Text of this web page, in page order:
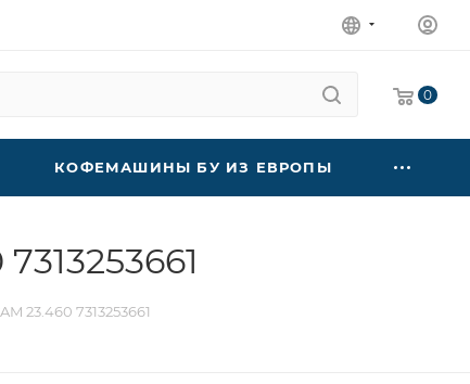
0
КОФЕМАШИНЫ БУ ИЗ ЕВРОПЫ
23.460 7313253661